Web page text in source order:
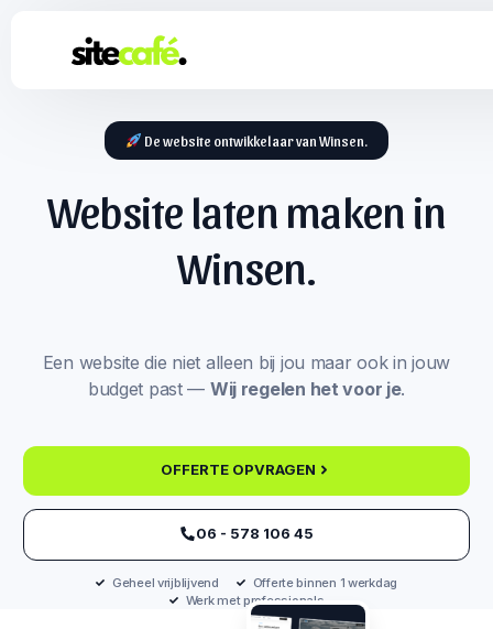
De website ontwikkelaar van Winsen.
Website laten maken in
Winsen.
Een website die niet alleen bij jou maar ook in jouw
budget past — Wij regelen het voor je.
OFFERTE OPVRAGEN
‪06 - 578 106 45‬
Geheel vrijblijvend
Offerte binnen 1 werkdag
Werk met professionals